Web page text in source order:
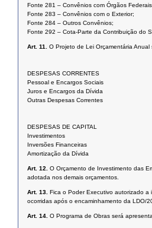
Fonte 281 – Convênios com Órgãos
Fonte 283 – Convênios com o Exterior;
Fonte 284 – Outros Convênios;
Fonte 292 – Cota-Parte da Contribuição do
Art. 11. O Projeto de Lei Orçamentária
DESPESAS CORRENTES
Pessoal e Encargos Sociais
Juros e Encargos da Dívida
Outras Despesas Correntes
DESPESAS DE CAPITAL
Investimentos
Inversões Financeiras
Amortização da Dívida
Art. 12.
O Orçamento de Investimento das
adotada nos demais orçamentos.
Art. 13. Fica o Poder Executivo autorizado a
ocorridas após o encaminhamento da LDO/
Art. 14. O Programa de Obras será